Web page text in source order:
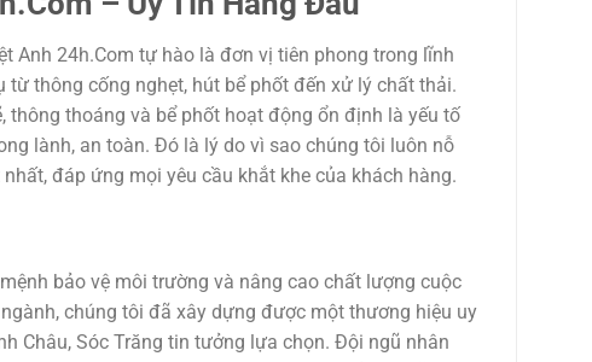
Anh 24h.Com tự hào là đơn vị tiên phong trong lĩnh
thông cống nghẹt, hút bể phốt đến xử lý chất thải.
thông thoáng và bể phốt hoạt động ổn định là yếu tố
lành, an toàn. Đó là lý do vì sao chúng tôi luôn nỗ
đáp ứng mọi yêu cầu khắt khe của khách hàng.
bảo vệ môi trường và nâng cao chất lượng cuộc
chúng tôi đã xây dựng được một thương hiệu uy
Châu, Sóc Trăng tin tưởng lựa chọn. Đội ngũ nhân